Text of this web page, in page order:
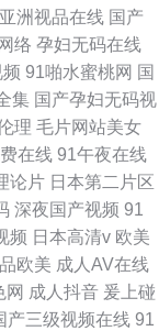
洲视品在线 国产
络 孕妇无码在线
91啪水蜜桃网 国
集 国产孕妇无码视
理 毛片网站美女
在线 91午夜在线
论片 日本第二片区
深夜国产视频 91
频 日本高清v 欧美
欧美 成人AV在线
网 成人抖音 爰上碰
产三级视频在线 91